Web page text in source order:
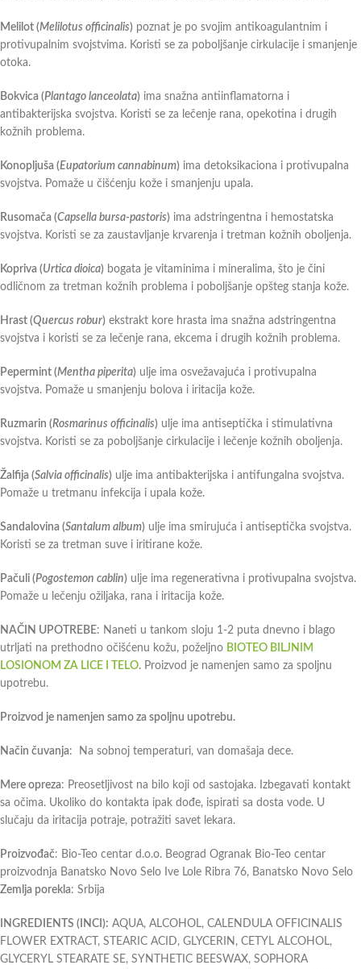
Melilot (Melilotus officinalis) poznat je po svojim antikoagulantnim i
protivupalnim svojstvima. Koristi se za poboljšanje cirkulacije i smanjenje
otoka.
Bokvica (Plantago lanceolata) ima snažna antiinflamatorna i
antibakterijska svojstva. Koristi se za lečenje rana, opekotina i drugih
kožnih problema.
Konopljuša (Eupatorium cannabinum) ima detoksikaciona i protivupalna
svojstva. Pomaže u čišćenju kože i smanjenju upala.
Rusomača (Capsella bursa-pastoris) ima adstringentna i hemostatska
svojstva. Koristi se za zaustavljanje krvarenja i tretman kožnih oboljenja.
Kopriva (Urtica dioica) bogata je vitaminima i mineralima, što je čini
odličnom za tretman kožnih problema i poboljšanje opšteg stanja kože.
Hrast (Quercus robur) ekstrakt kore hrasta ima snažna adstringentna
svojstva i koristi se za lečenje rana, ekcema i drugih kožnih problema.
Pepermint (Mentha piperita) ulje ima osvežavajuća i protivupalna
svojstva. Pomaže u smanjenju bolova i iritacija kože.
Ruzmarin (Rosmarinus officinalis) ulje ima antiseptička i stimulativna
svojstva. Koristi se za poboljšanje cirkulacije i lečenje kožnih oboljenja.
Žalfija (Salvia officinalis) ulje ima antibakterijska i antifungalna svojstva.
Pomaže u tretmanu infekcija i upala kože.
Sandalovina (Santalum album) ulje ima smirujuća i antiseptička svojstva.
Koristi se za tretman suve i iritirane kože.
Pačuli (Pogostemon cablin) ulje ima regenerativna i protivupalna svojstva.
Pomaže u lečenju ožiljaka, rana i iritacija kože.
NAČIN UPOTREBE: Naneti u tankom sloju 1-2 puta dnevno i blago
utrljati na prethodno očišćenu kožu, poželjno BIOTEO BILJNIM
LOSIONOM ZA LICE I TELO. Proizvod je namenjen samo za spoljnu
upotrebu.
Proizvod je namenjen samo za spoljnu upotrebu.
Način čuvanja: Na sobnoj temperaturi, van domašaja dece.
Mere opreza: Preosetljivost na bilo koji od sastojaka. Izbegavati kontakt
sa očima. Ukoliko do kontakta ipak dođe, ispirati sa dosta vode. U
slučaju da iritacija potraje, potražiti savet lekara.
Proizvođač: Bio-Teo centar d.o.o. Beograd Ogranak Bio-Teo centar
proizvodnja Banatsko Novo Selo Ive Lole Ribra 76, Banatsko Novo Selo
Zemlja porekla: Srbija
INGREDIENTS (INCI): AQUA, ALCOHOL, CALENDULA OFFICINALIS
FLOWER EXTRACT, STEARIC ACID, GLYCERIN, CETYL ALCOHOL,
GLYCERYL STEARATE SE, SYNTHETIC BEESWAX, SOPHORA